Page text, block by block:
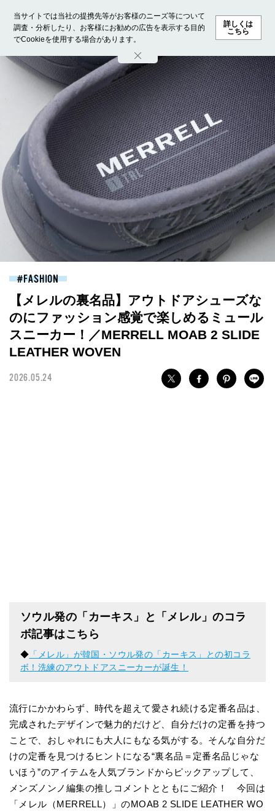
当サイトでは当社の提携先等がお客様のニーズ等について
調査・分析したり、お客様にお勧めの広告を表示する目的
でCookieを使用する場合があります。
詳しくは
こちら
ホーム モデル募集 ランキング ファッション ビューテ
FASHION
【メレルの裏名品】アウトドアシューズな
のにファッション感覚で楽しめるミュール
スニーカー！／MERRELL MOAB 2 SLIDE
LEATHER WOVEN
2026.05.24
ソウル発の「カーキス」と「メレル」のコラ
ボ記事はこちら
◆ 「メレル」が韓国・ソウル発の「カーキス」との初コラ
ボ！洗練のアウトドアスニーカーが誕生！
流行にかかわらず、時代を超えて愛され続ける定番名品は、
完成されたデザインで魅力的だけど、自分だけの定番を持つ
ことで、おしゃれにも大人にもなる気がする。そんな自分だ
けの定番を見つけるヒントになる“裏名品＝定番名品じゃな
いほう”のアイテムを人気ブランドからピックアップして、
メンズノンノ編集の推しコメントとともにご紹介！ 今回は
「メレル（MERRELL）」のMOAB 2 SLIDE LEATHER WO